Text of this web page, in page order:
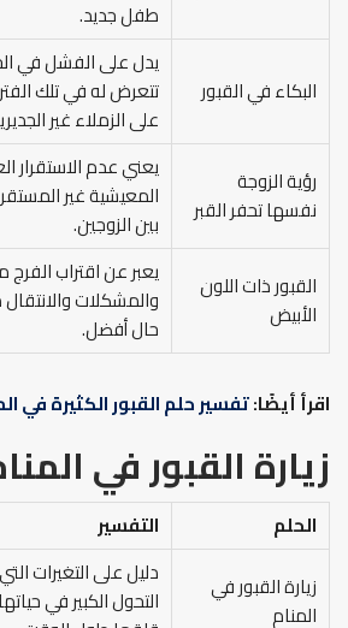
طفل جديد.
البكاء في القبور
يدل على الفشل في
تتعرض له في تلك
على الزملاء غير
رؤية الزوجة
نفسها تحفر القبر
يعني عدم الاستقرار
المعيشية غير
بين الزوجين.
القبور ذات اللون
الأبيض
يعبر عن اقتراب الفرج
والمشكلات والانتقال
حال أفضل.
اقرأ أيضًا:تفسير حلم القبور الكثيرة في
زيارة القبور في
الحلم
التفسير
زيارة القبور في
المنام
دليل على التغيرات
التحول الكبير في